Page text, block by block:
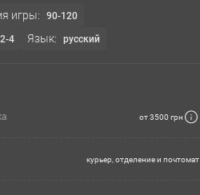
игры: 90-120
2-4 Язык: русский
от 3500 грн
курьер, отделение и почтомат